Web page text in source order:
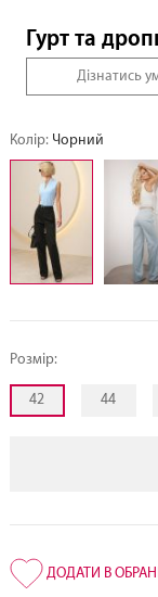
Гурт та
Дізнатись
Колір: Чорний
Розмір:
42 44